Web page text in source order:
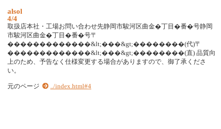
alsol
4/4
取扱店本社 ・ 工場お問い合わせ先静岡 市駿河区 曲金�丁 目 �番�号静岡
市駿河区 曲金�丁 目 �番�号〒
�������������&lt;���&gt;��������(代)〒
�������������&lt;���&gt;��������(直) 品質向
上のため、 予告な く 仕様変 更する場合があ り ま すので、 御了承 く ださ
い。
元のページ ../index.html#4